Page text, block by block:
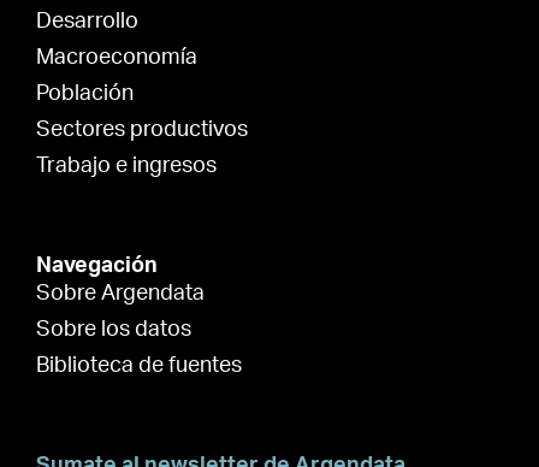
Desarrollo
Macroeconomía
Población
Sectores productivos
Trabajo e ingresos
Navegación
Sobre Argendata
Sobre los datos
Biblioteca de fuentes